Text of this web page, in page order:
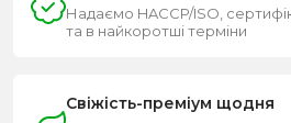
Надаємо HACCP/ISO,
та в найкоротші терміни
Свіжість-преміум щодня